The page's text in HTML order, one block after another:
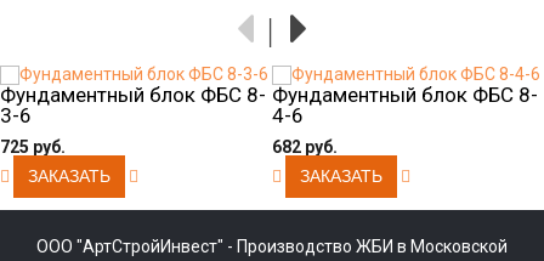
Фундаментный блок ФБС 8-
3-6
725 руб.
Фундаментный блок ФБС 8-
4-6
682 руб.
ООО "АртСтройИнвест" - Производство ЖБИ в Московской